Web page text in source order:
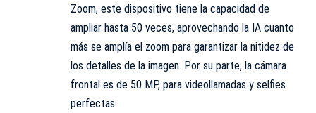
Zoom, este dispositivo tiene la capacidad de
ampliar hasta 50 veces, aprovechando la IA cuanto
más se amplía el zoom para garantizar la nitidez de
los detalles de la imagen. Por su parte, la cámara
frontal es de 50 MP, para videollamadas y selfies
perfectas.